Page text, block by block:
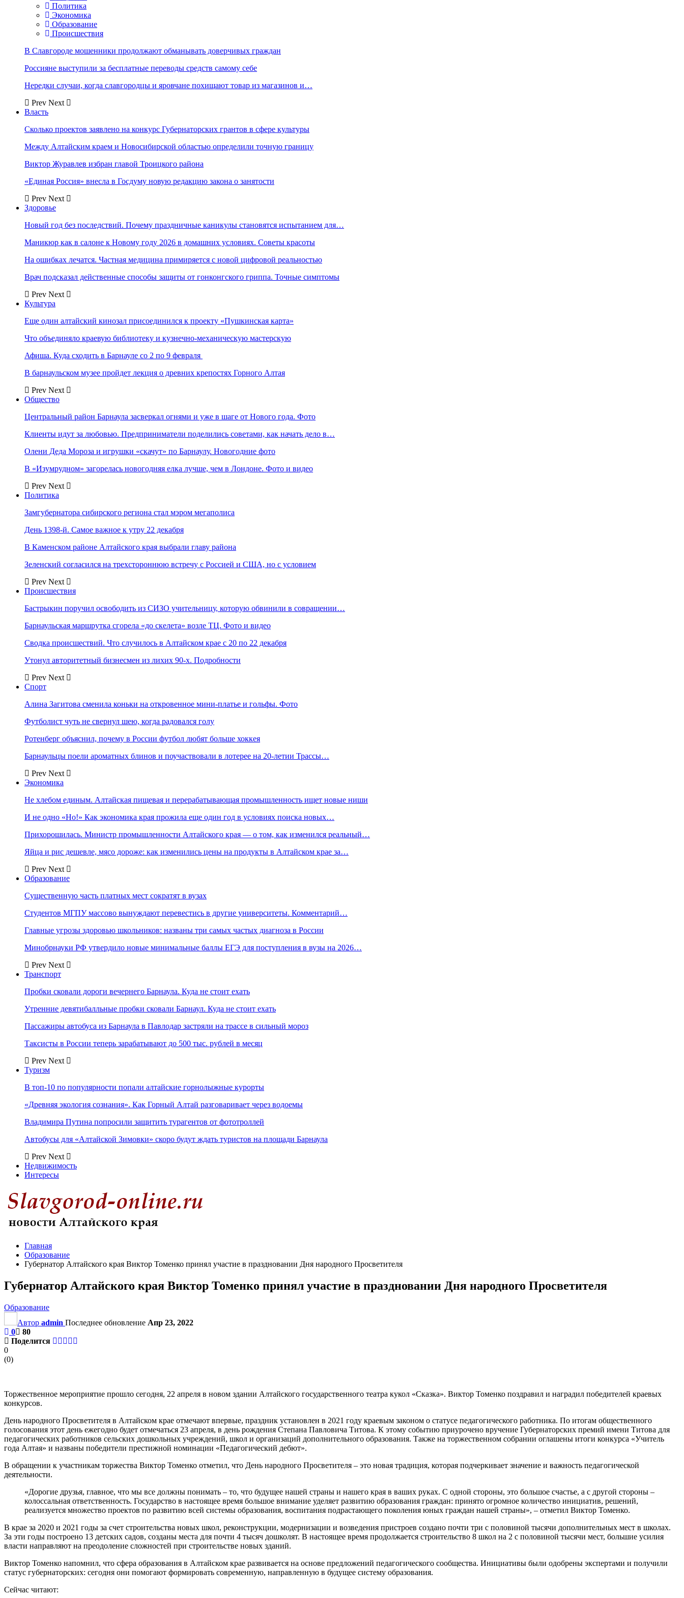
Политика
Экономика
Образование
Происшествия
В Славгороде мошенники продолжают обманывать доверчивых граждан
Россияне выступили за бесплатные переводы средств самому себе
Нередки случаи, когда славгородцы и яровчане похищают товар из магазинов и…
Prev Next
Власть
Сколько проектов заявлено на конкурс Губернаторских грантов в сфере культуры
Между Алтайским краем и Новосибирской областью определили точную границу
Виктор Журавлев избран главой Троицкого района
«Единая Россия» внесла в Госдуму новую редакцию закона о занятости
Prev Next
Здоровье
Новый год без последствий. Почему праздничные каникулы становятся испытанием для…
Маникюр как в салоне к Новому году 2026 в домашних условиях. Советы красоты
На ошибках лечатся. Частная медицина примиряется с новой цифровой реальностью
Врач подсказал действенные способы защиты от гонконгского гриппа. Точные симптомы
Prev Next
Культура
Еще один алтайский кинозал присоединился к проекту «Пушкинская карта»
Что объединяло краевую библиотеку и кузнечно-механическую мастерскую
Афиша. Куда сходить в Барнауле со 2 по 9 февраля
В барнаульском музее пройдет лекция о древних крепостях Горного Алтая
Prev Next
Общество
Центральный район Барнаула засверкал огнями и уже в шаге от Нового года. Фото
Клиенты идут за любовью. Предприниматели поделились советами, как начать дело в…
Олени Деда Мороза и игрушки «скачут» по Барнаулу. Новогодние фото
В «Изумрудном» загорелась новогодняя елка лучше, чем в Лондоне. Фото и видео
Prev Next
Политика
Замгубернатора сибирского региона стал мэром мегаполиса
День 1398-й. Самое важное к утру 22 декабря
В Каменском районе Алтайского края выбрали главу района
Зеленский согласился на трехстороннюю встречу с Россией и США, но с условием
Prev Next
Происшествия
Бастрыкин поручил освободить из СИЗО учительницу, которую обвинили в совращении…
Барнаульская маршрутка сгорела «до скелета» возле ТЦ. Фото и видео
Сводка происшествий. Что случилось в Алтайском крае с 20 по 22 декабря
Утонул авторитетный бизнесмен из лихих 90-х. Подробности
Prev Next
Спорт
Алина Загитова сменила коньки на откровенное мини-платье и гольфы. Фото
Футболист чуть не свернул шею, когда радовался голу
Ротенберг объяснил, почему в России футбол любят больше хоккея
Барнаульцы поели ароматных блинов и поучаствовали в лотерее на 20-летии Трассы…
Prev Next
Экономика
Не хлебом единым. Алтайская пищевая и перерабатывающая промышленность ищет новые ниши
И не одно «Но!» Как экономика края прожила еще один год в условиях поиска новых…
Прихорошилась. Министр промышленности Алтайского края — о том, как изменился реальный…
Яйца и рис дешевле, мясо дороже: как изменились цены на продукты в Алтайском крае за…
Prev Next
Образование
Существенную часть платных мест сократят в вузах
Студентов МГПУ массово вынуждают перевестись в другие университеты. Комментарий…
Главные угрозы здоровью школьников: названы три самых частых диагноза в России
Минобрнауки РФ утвердило новые минимальные баллы ЕГЭ для поступления в вузы на 2026…
Prev Next
Транспорт
Пробки сковали дороги вечернего Барнаула. Куда не стоит ехать
Утренние девятибалльные пробки сковали Барнаул. Куда не стоит ехать
Пассажиры автобуса из Барнаула в Павлодар застряли на трассе в сильный мороз
Таксисты в России теперь зарабатывают до 500 тыс. рублей в месяц
Prev Next
Туризм
В топ-10 по популярности попали алтайские горнолыжные курорты
«Древняя экология сознания». Как Горный Алтай разговаривает через водоемы
Владимира Путина попросили защитить турагентов от фототроллей
Автобусы для «Алтайской Зимовки» скоро будут ждать туристов на площади Барнаула
Prev Next
Недвижимость
Интересы
Главная
Образование
Губернатор Алтайского края Виктор Томенко принял участие в праздновании Дня народного Просветителя
Губернатор Алтайского края Виктор Томенко принял участие в праздновании Дня народного Просветителя
Образование
Автор admin Последнее обновление Апр 23, 2022
0
80
Поделится
0
(0)
Торжественное мероприятие прошло сегодня, 22 апреля в новом здании Алтайского государственного театра кукол «Сказка». Виктор Томенко поздравил и наградил победителей краевых
конкурсов.
День народного Просветителя в Алтайском крае отмечают впервые, праздник установлен в 2021 году краевым законом о статусе педагогического работника. По итогам общественного
голосования этот день ежегодно будет отмечаться 23 апреля, в день рождения Степана Павловича Титова. К этому событию приурочено вручение Губернаторских премий имени Титова для
педагогических работников сельских дошкольных учреждений, школ и организаций дополнительного образования. Также на торжественном собрании оглашены итоги конкурса «Учитель
года Алтая» и названы победители престижной номинации «Педагогический дебют».
В обращении к участникам торжества Виктор Томенко отметил, что День народного Просветителя – это новая традиция, которая подчеркивает значение и важность педагогической
деятельности.
«Дорогие друзья, главное, что мы все должны понимать – то, что будущее нашей страны и нашего края в ваших руках. С одной стороны, это большое счастье, а с другой стороны –
колоссальная ответственность. Государство в настоящее время большое внимание уделяет развитию образования граждан: принято огромное количество инициатив, решений,
реализуется множество проектов по развитию всей системы образования, воспитания подрастающего поколения юных граждан нашей страны», – отметил Виктор Томенко.
В крае за 2020 и 2021 годы за счет строительства новых школ, реконструкции, модернизации и возведения пристроев создано почти три с половиной тысячи дополнительных мест в школах.
За эти годы построено 13 детских садов, созданы места для почти 4 тысяч дошколят. В настоящее время продолжается строительство 8 школ на 2 с половиной тысячи мест, большие усилия
власти направляют на преодоление сложностей при строительстве новых зданий.
Виктор Томенко напомнил, что сфера образования в Алтайском крае развивается на основе предложений педагогического сообщества. Инициативы были одобрены экспертами и получили
статус губернаторских: сегодня они помогают формировать современную, направленную в будущее систему образования.
Сейчас читают: